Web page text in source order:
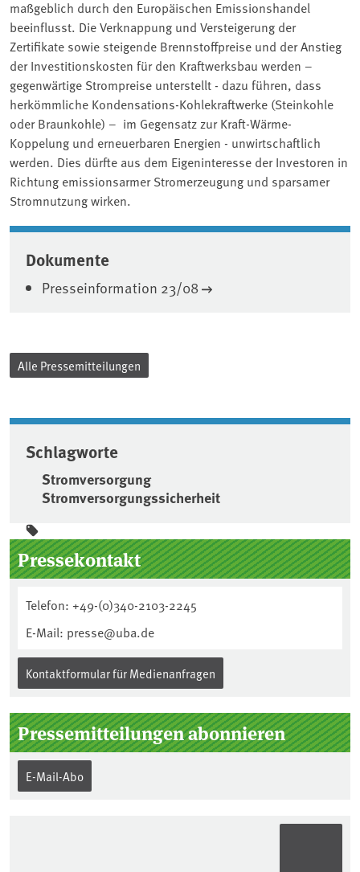
maßgeblich durch den Europäischen Emissionshandel
beeinflusst. Die Verknappung und Versteigerung der
Zertifikate sowie steigende Brennstoffpreise und der Anstieg
der Investitionskosten für den Kraftwerksbau werden –
gegenwärtige Strompreise unterstellt - dazu führen, dass
herkömmliche Kondensations-Kohlekraftwerke (Steinkohle
oder Braunkohle) – im Gegensatz zur Kraft-Wärme-
Koppelung und erneuerbaren Energien - unwirtschaftlich
werden. Dies dürfte aus dem Eigeninteresse der Investoren in
Richtung emissionsarmer Stromerzeugung und sparsamer
Stromnutzung wirken.
Associated content
Dokumente
Presseinformation 23/08
Alle Pressemitteilungen
Schlagworte
Stromversorgung
Stromversorgungssicherheit
Seitenleiste
Pressekontakt
Telefon: +49-(0)340-2103-2245
E-Mail: presse@uba.de
Kontaktformular für Medienanfragen
Pressemitteilungen abonnieren
E-Mail-Abo